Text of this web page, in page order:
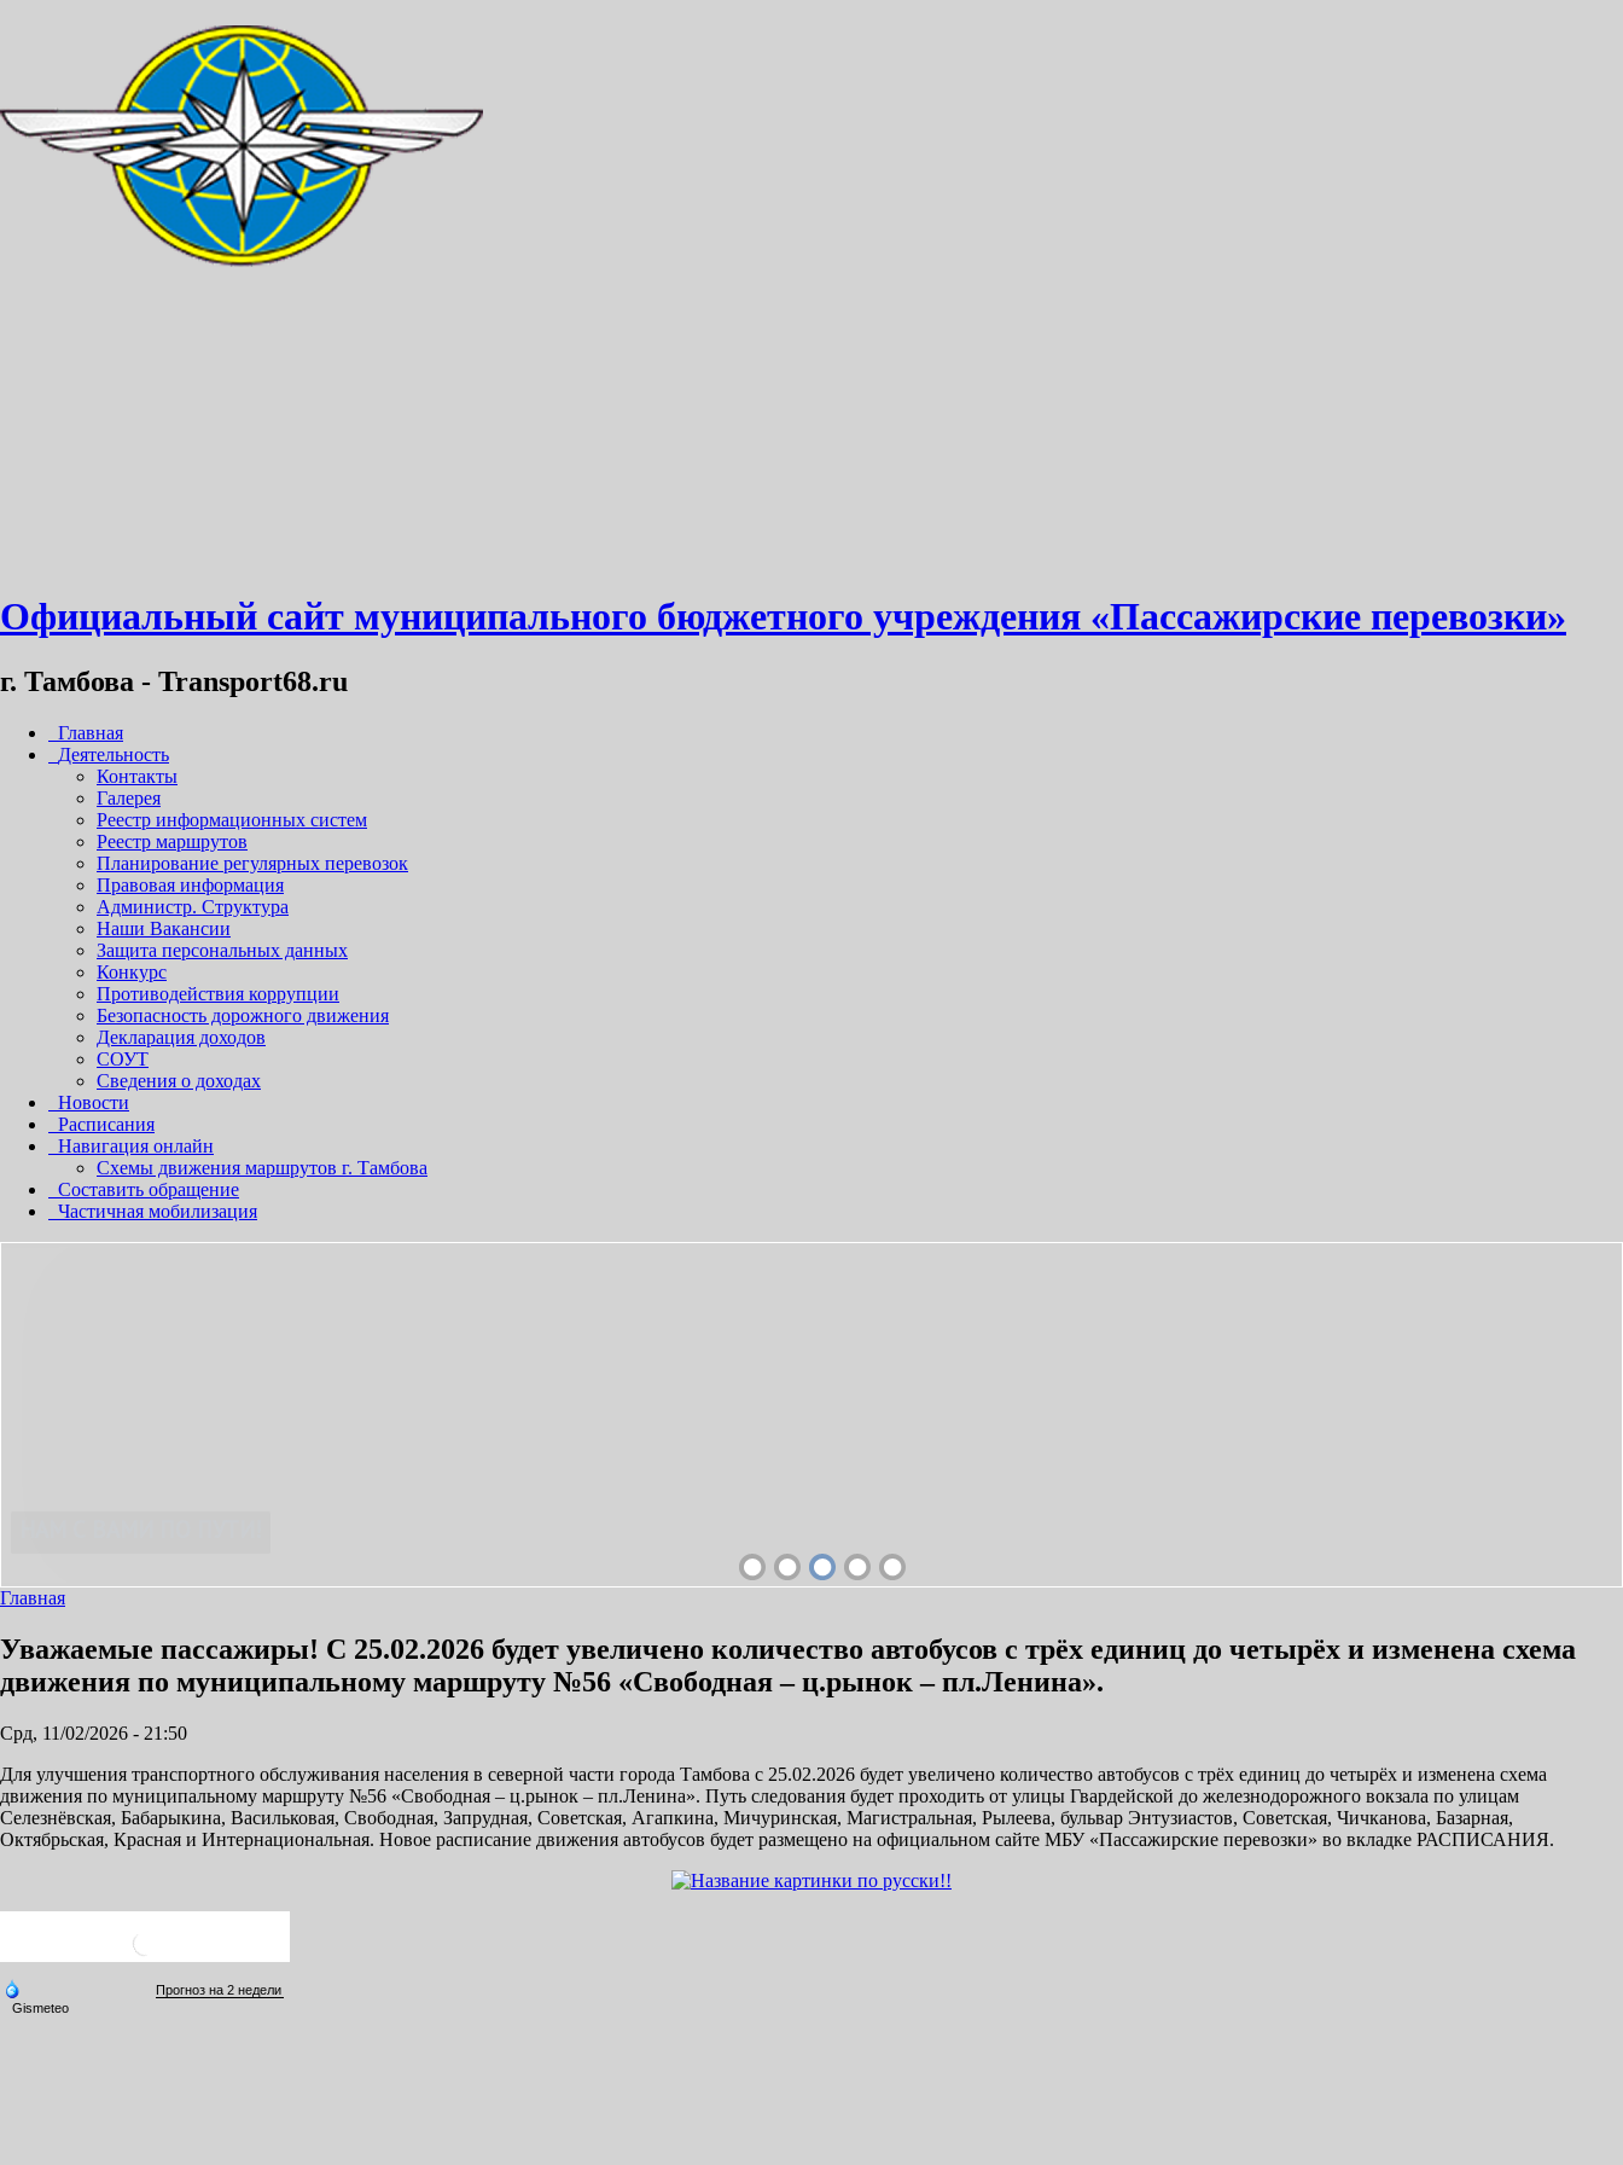
Официальный сайт муниципального бюджетного учреждения «Пассажирские перевозки»
г. Тамбова - Transport68.ru
Главная
Деятельность
Контакты
Галерея
Реестр информационных систем
Реестр маршрутов
Планирование регулярных перевозок
Правовая информация
Администр. Структура
Наши Вакансии
Защита персональных данных
Конкурс
Противодействия коррупции
Безопасность дорожного движения
Декларация доходов
СОУТ
Сведения о доходах
Новости
Расписания
Навигация онлайн
Схемы движения маршрутов г. Тамбова
Составить обращение
Частичная мобилизация
Главная
Уважаемые пассажиры! С 25.02.2026 будет увеличено количество автобусов с трёх единиц до четырёх и изменена схема
движения по муниципальному маршруту №56 «Свободная – ц.рынок – пл.Ленина».
Срд, 11/02/2026 - 21:50
Для улучшения транспортного обслуживания населения в северной части города Тамбова с 25.02.2026 будет увеличено количество автобусов с трёх единиц до четырёх и изменена схема
движения по муниципальному маршруту №56 «Свободная – ц.рынок – пл.Ленина». Путь следования будет проходить от улицы Гвардейской до железнодорожного вокзала по улицам
Селезнёвская, Бабарыкина, Васильковая, Свободная, Запрудная, Советская, Агапкина, Мичуринская, Магистральная, Рылеева, бульвар Энтузиастов, Советская, Чичканова, Базарная,
Октябрьская, Красная и Интернациональная. Новое расписание движения автобусов будет размещено на официальном сайте МБУ «Пассажирские перевозки» во вкладке РАСПИСАНИЯ.